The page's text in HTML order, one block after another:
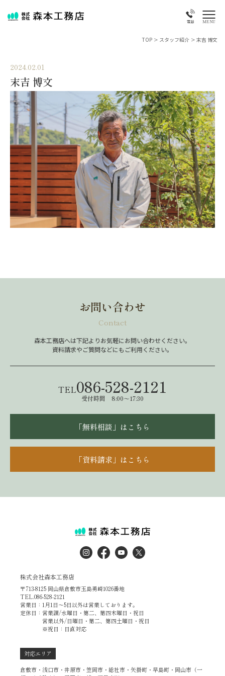
電話 MENU
TOP > スタッフ紹介 > 末吉 博文
2024.02.01
末吉 博文
お問い合わせ
Contact
森本工務店へは下記よりお気軽にお問い合わせください。
資料請求やご質問などにもご利用ください。
TEL086-528-2121
受付時間 8:00～17:30
「無料相談」はこちら
「資料請求」はこちら
株式会社森本工務店
〒713-8125 岡山県倉敷市玉島勇崎1026番地
TEL.086-528-2121
営業日：1月1日～5日以外は営業しております。
定休日：営業課/水曜日・第二、第四木曜日・祝日
営業以外/日曜日・第二、第四土曜日・祝日
※祝日：日直対応
対応エリア
倉敷市・浅口市・井原市・笠岡市・総社市・矢掛町・早島町・岡山市（一